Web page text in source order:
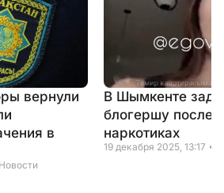
вернули
в
Новости
В Шымкенте
блогершу после
наркотиках
19 декабря 2025, 13:17